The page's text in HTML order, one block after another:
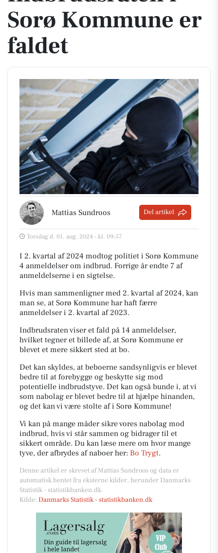
Sorø Kommune er
faldet
Mattias Sundroos Del artikel
Torsdag d. 01. aug. 2024 - kl. 09:57
I 2. kvartal af 2024 modtog politiet i Sorø Kommune
4 anmeldelser om indbrud. Forrige år endte 7 af
anmeldelserne i en sigtelse.
Hvis man sammenligner med 2. kvartal af 2024, kan
man se, at Sorø Kommune har haft færre
anmeldelser i 2. kvartal af 2023.
Indbrudsraten viser et fald på 14 anmeldelser,
hvilket tegner et billede af, at Sorø Kommune er
blevet et mere sikkert sted at bo.
Det kan skyldes, at beboerne sandsynligvis er blevet
bedre til at forebygge og beskytte sig mod
potentielle indbrudstyve. Det kan også bunde i, at vi
som nabolag er blevet bedre til at hjælpe hinanden,
og det kan vi være stolte af i Sorø Kommune!
Vi kan på mange måder sikre vores nabolag mod
indbrud, hvis vi står sammen og bidrager til et
sikkert område. Du kan læse mere om hvor mange
tyve, der afbrydes af naboer her: Bo Trygt.
Denne artikel er skrevet af Mattias Sundroos og data er
automatisk hentet fra eksterne kilder, herunder Danmarks
Statistik - statistikbanken.dk.
Kilde: Danmarks Statistik - statistikbanken.dk